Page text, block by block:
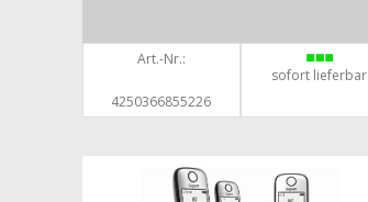
Art.-Nr.:
4250366855226
sofort lieferbar